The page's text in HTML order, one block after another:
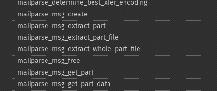
mailparse_​determine_​best_​xfer_​encoding
mailparse_​msg_​create
mailparse_​msg_​extract_​part
mailparse_​msg_​extract_​part_​file
mailparse_​msg_​extract_​whole_​part_​file
mailparse_​msg_​free
mailparse_​msg_​get_​part
mailparse_​msg_​get_​part_​data